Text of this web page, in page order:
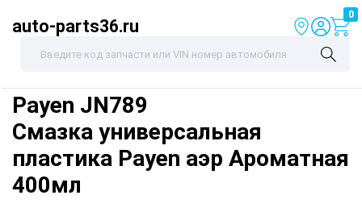
auto-parts36.ru
0
Payen JN789
Смазка универсальная
пластика Payen аэр Ароматная
400мл